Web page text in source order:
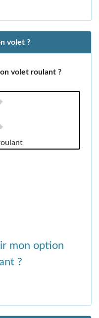
volet ?
volet roulant ?
mon option
?